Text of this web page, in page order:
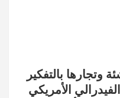
وتجارها بالتفكير
الأمريكي